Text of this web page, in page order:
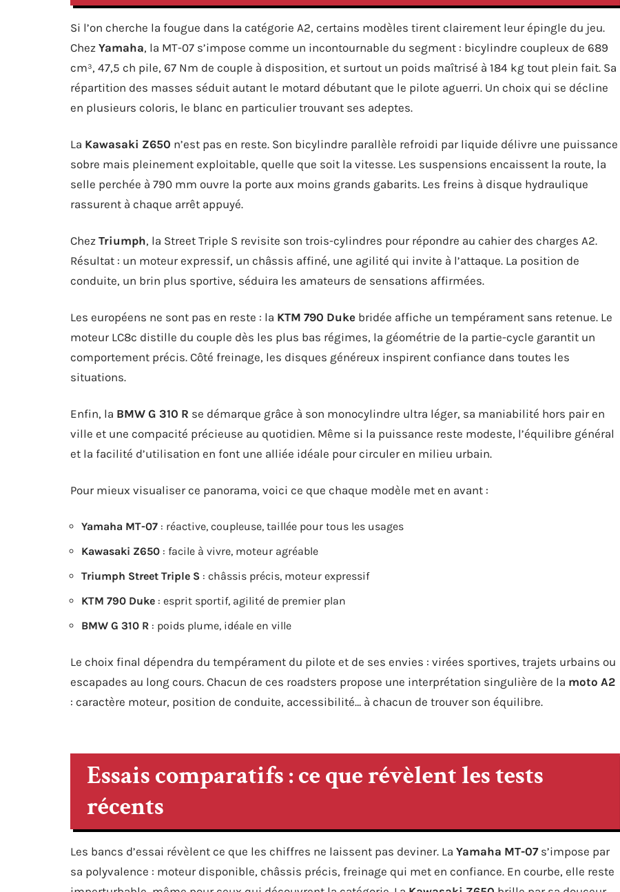
Si l’on cherche la fougue dans la catégorie A2, certains modèles tirent clairement leur épingle du jeu.
Chez Yamaha, la MT-07 s’impose comme un incontournable du segment : bicylindre coupleux de 689
cm³, 47,5 ch pile, 67 Nm de couple à disposition, et surtout un poids maîtrisé à 184 kg tout plein fait. Sa
répartition des masses séduit autant le motard débutant que le pilote aguerri. Un choix qui se décline
en plusieurs coloris, le blanc en particulier trouvant ses adeptes.
La Kawasaki Z650 n’est pas en reste. Son bicylindre parallèle refroidi par liquide délivre une puissance
sobre mais pleinement exploitable, quelle que soit la vitesse. Les suspensions encaissent la route, la
selle perchée à 790 mm ouvre la porte aux moins grands gabarits. Les freins à disque hydraulique
rassurent à chaque arrêt appuyé.
Chez Triumph, la Street Triple S revisite son trois-cylindres pour répondre au cahier des charges A2.
Résultat : un moteur expressif, un châssis affiné, une agilité qui invite à l’attaque. La position de
conduite, un brin plus sportive, séduira les amateurs de sensations affirmées.
Les européens ne sont pas en reste : la KTM 790 Duke bridée affiche un tempérament sans retenue. Le
moteur LC8c distille du couple dès les plus bas régimes, la géométrie de la partie-cycle garantit un
comportement précis. Côté freinage, les disques généreux inspirent confiance dans toutes les
situations.
Enfin, la BMW G 310 R se démarque grâce à son monocylindre ultra léger, sa maniabilité hors pair en
ville et une compacité précieuse au quotidien. Même si la puissance reste modeste, l’équilibre général
et la facilité d’utilisation en font une alliée idéale pour circuler en milieu urbain.
Pour mieux visualiser ce panorama, voici ce que chaque modèle met en avant :
Yamaha MT-07 : réactive, coupleuse, taillée pour tous les usages
Kawasaki Z650 : facile à vivre, moteur agréable
Triumph Street Triple S : châssis précis, moteur expressif
KTM 790 Duke : esprit sportif, agilité de premier plan
BMW G 310 R : poids plume, idéale en ville
Le choix final dépendra du tempérament du pilote et de ses envies : virées sportives, trajets urbains ou
escapades au long cours. Chacun de ces roadsters propose une interprétation singulière de la moto A2
: caractère moteur, position de conduite, accessibilité… à chacun de trouver son équilibre.
Essais comparatifs : ce que révèlent les tests
récents
Les bancs d’essai révèlent ce que les chiffres ne laissent pas deviner. La Yamaha MT-07s’impose par
sa polyvalence : moteur disponible, châssis précis, freinage qui met en confiance. En courbe, elle reste